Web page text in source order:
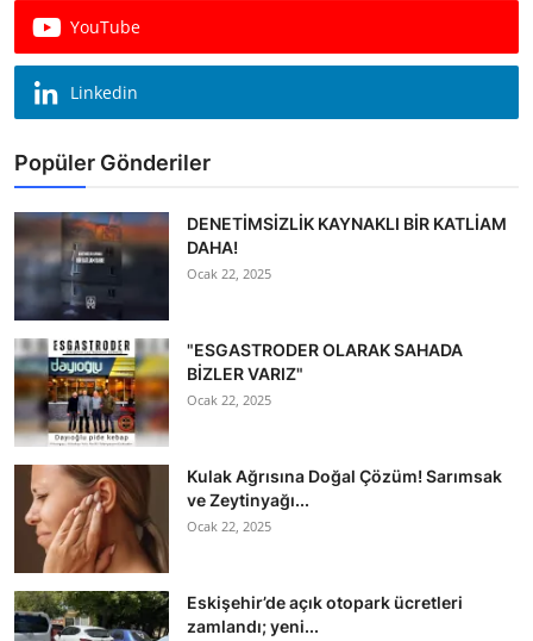
YouTube
Linkedin
Popüler Gönderiler
DENETİMSİZLİK KAYNAKLI BİR KATLİAM
DAHA!
Ocak 22, 2025
"ESGASTRODER OLARAK SAHADA
BİZLER VARIZ"
Ocak 22, 2025
Kulak Ağrısına Doğal Çözüm! Sarımsak
ve Zeytinyağı...
Ocak 22, 2025
Eskişehir’de açık otopark ücretleri
zamlandı; yeni...